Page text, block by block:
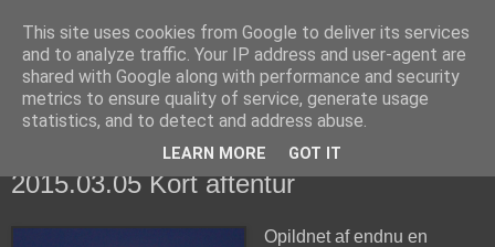
fiskedagbog.dk
Havørredfiskeri, tordenvejr og rav i (en skøn?) tre-enighed
2015.03.05 Kort aftentur
Opildnet af endnu en
This site uses cookies from Google to deliver its services
and to analyze traffic. Your IP address and user-agent are
shared with Google along with performance and security
metrics to ensure quality of service, generate usage
statistics, and to detect and address abuse.
LEARN MORE GOT IT